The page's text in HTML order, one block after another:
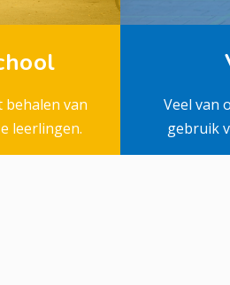
van
leerlingen.
Veel van
gebruik